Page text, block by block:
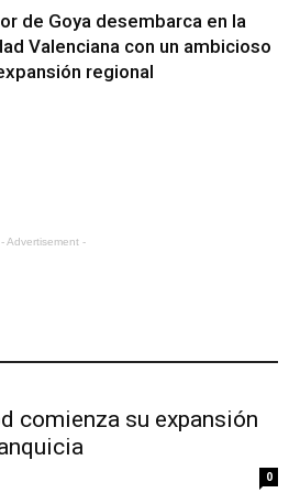
de Goya desembarca en la
Valenciana con un ambicioso
regional
- Advertisement -
comienza su expansión
0